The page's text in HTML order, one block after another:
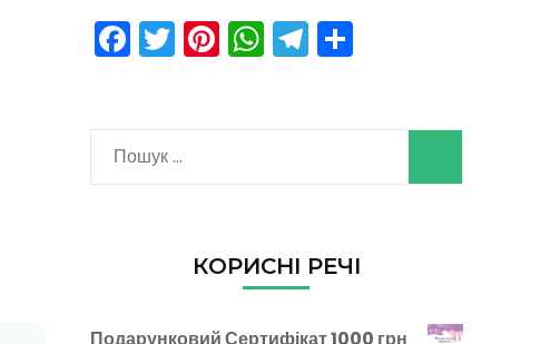
Facebook
Twitter
Pinterest
WhatsApp
Telegram
Поділитися
КОРИСНІ РЕЧІ
Подарунковий Сертифікат 1000 грн